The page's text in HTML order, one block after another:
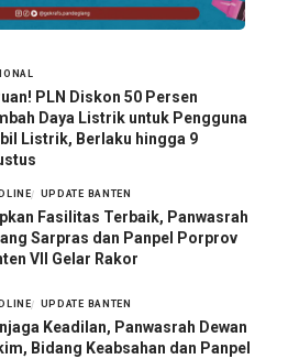
PLN Diskon 50 Persen
Daya Listrik untuk Pengguna
Listrik, Berlaku hingga 9
UPDATE BANTEN
Fasilitas Terbaik, Panwasrah
Sarpras dan Panpel Porprov
VII Gelar Rakor
UPDATE BANTEN
Keadilan, Panwasrah Dewan
Bidang Keabsahan dan Panpel